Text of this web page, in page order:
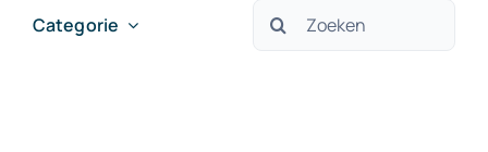
Categorie
Zoeken